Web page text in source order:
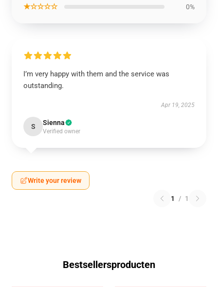
★☆☆☆☆ 0%
I’m very happy with them and the service was
outstanding.
Apr 19, 2025
S Sienna
Verified owner
Write your review
1 / 1
Bestsellersproducten